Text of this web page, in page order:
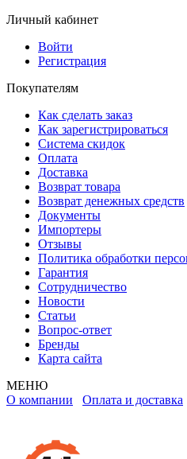
Личный кабинет
Войти
Регистрация
Покупателям
Как сделать заказ
Как зарегистрироваться
Система скидок
Оплата
Доставка
Возврат товара
Возврат денежных средств
Документы
Импортеры
Отзывы
Политика обработки
Гарантия
Сотрудничество
Новости
Статьи
Вопрос-ответ
Бренды
Карта сайта
МЕНЮ
О компании Оплата и доставка